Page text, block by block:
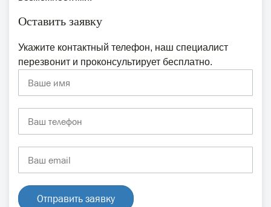
Оставить заявку
Укажите контактный телефон, наш специалист
перезвонит и проконсультирует бесплатно.
Отправить заявку